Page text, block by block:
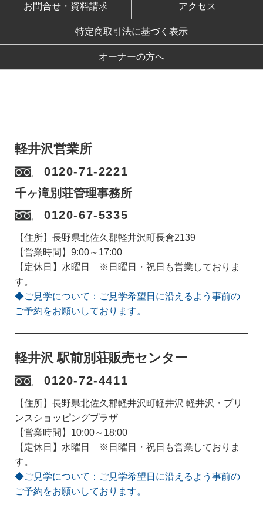
お問合せ・資料請求 アクセス
特定商取引法に基づく表示
オーナーの方へ
軽井沢営業所
0120-71-2221
千ヶ滝別荘管理事務所
0120-67-5335
【住所】長野県北佐久郡軽井沢町長倉2139
【営業時間】9:00～17:00
【定休日】水曜日 ※日曜日・祝日も営業しておりま
す。
◆ご見学について：ご見学希望日に沿えるよう事前の
ご予約をお願いしております。
軽井沢 駅前別荘販売センター
0120-72-4411
【住所】長野県北佐久郡軽井沢町軽井沢 軽井沢・プリ
ンスショッピングプラザ
【営業時間】10:00～18:00
【定休日】水曜日 ※日曜日・祝日も営業しておりま
す。
◆ご見学について：ご見学希望日に沿えるよう事前の
ご予約をお願いしております。